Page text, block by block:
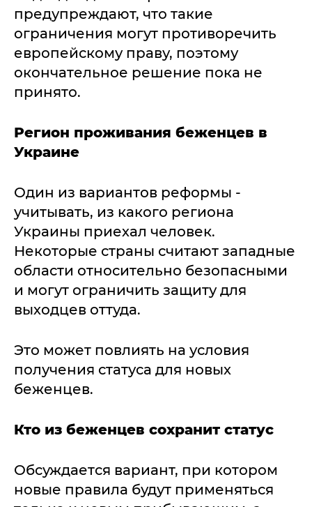
предупреждают, что такие
ограничения могут противоречить
европейскому праву, поэтому
окончательное решение пока не
принято.
Регион проживания беженцев в
Украине
Один из вариантов реформы -
учитывать, из какого региона
Украины приехал человек.
Некоторые страны считают западные
области относительно безопасными
и могут ограничить защиту для
выходцев оттуда.
Это может повлиять на условия
получения статуса для новых
беженцев.
Кто из беженцев сохранит статус
Обсуждается вариант, при котором
новые правила будут применяться